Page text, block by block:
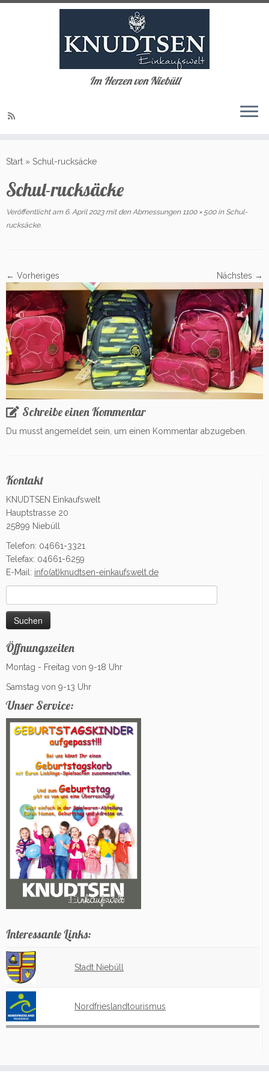
Inhalt
Im Herzen von Niebüll
Start » Schul-rucksäcke
Schul-rucksäcke
Veröffentlicht am 6. April 2023mit den Abmessungen1100 × 500inSchul-
rucksäcke.
← Vorheriges Nächstes →
Schreibe einen Kommentar
Du musst angemeldet sein, um einen Kommentar abzugeben.
Kontakt
KNUDTSEN Einkaufswelt
Hauptstrasse 20
25899 Niebüll
Telefon: 04661-3321
Telefax: 04661-6259
E-Mail: info(at)knudtsen-einkaufswelt.de
nach:
Öffnungszeiten
Montag - Freitag von 9-18 Uhr
Samstag von 9-13 Uhr
Unser Service:
Interessante Links:
Stadt Niebüll
Nordfrieslandtourismus